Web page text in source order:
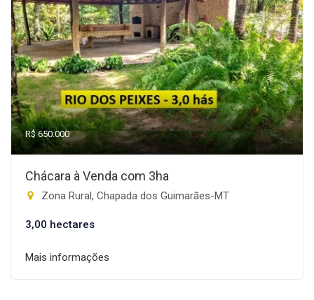
R$ 650.000
Chácara à Venda com 3ha
Zona Rural, Chapada dos Guimarães-MT
3,00 hectares
Mais informações